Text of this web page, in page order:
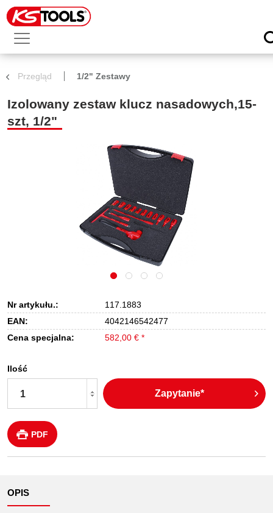
Przegląd 1/2" Zestawy
Izolowany zestaw klucz nasadowych,15-
szt, 1/2"
Nr artykułu.:
117.1883
EAN:
4042146542477
Cena specjalna:
582,00 € *
Ilość
Zapytanie*
PDF
OPIS